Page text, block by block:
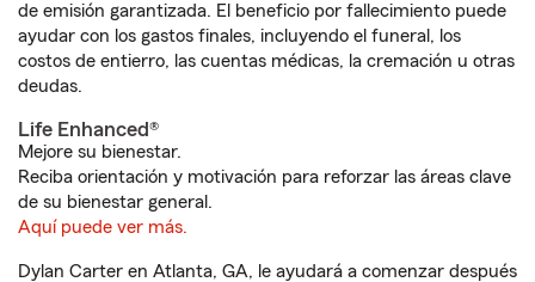
de emisión garantizada. El beneficio por fallecimiento puede
ayudar con los gastos finales, incluyendo el funeral, los
costos de entierro, las cuentas médicas, la cremación u otras
deudas.
Life Enhanced®
Mejore su bienestar.
Reciba orientación y motivación para reforzar las áreas clave
de su bienestar general.
Aquí puede ver más.
Dylan Carter en Atlanta, GA, le ayudará a comenzar después